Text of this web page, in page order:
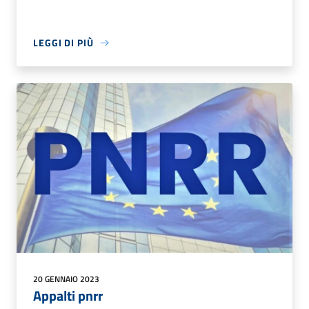
LEGGI DI PIÙ
20 GENNAIO 2023
Appalti pnrr